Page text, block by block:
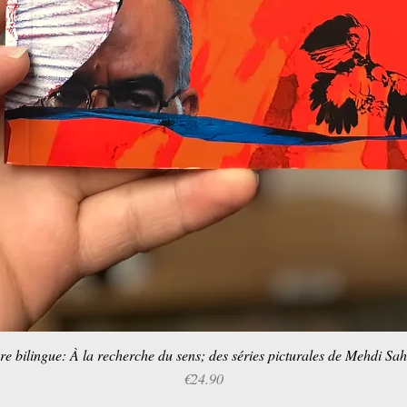
Quick View
bilingue: À la recherche du sens; des séries picturales de Mehdi
Price
€24.90